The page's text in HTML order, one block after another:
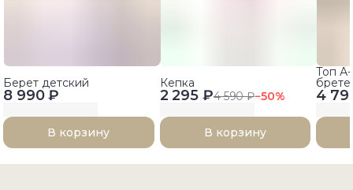
8 990 ₽
Берет детский
В корзину
2 295 ₽4 590 ₽−50%
Кепка
В корзину
4
Топ